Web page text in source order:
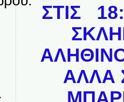
ΣΤΙΣ
ΑΛΛΑ